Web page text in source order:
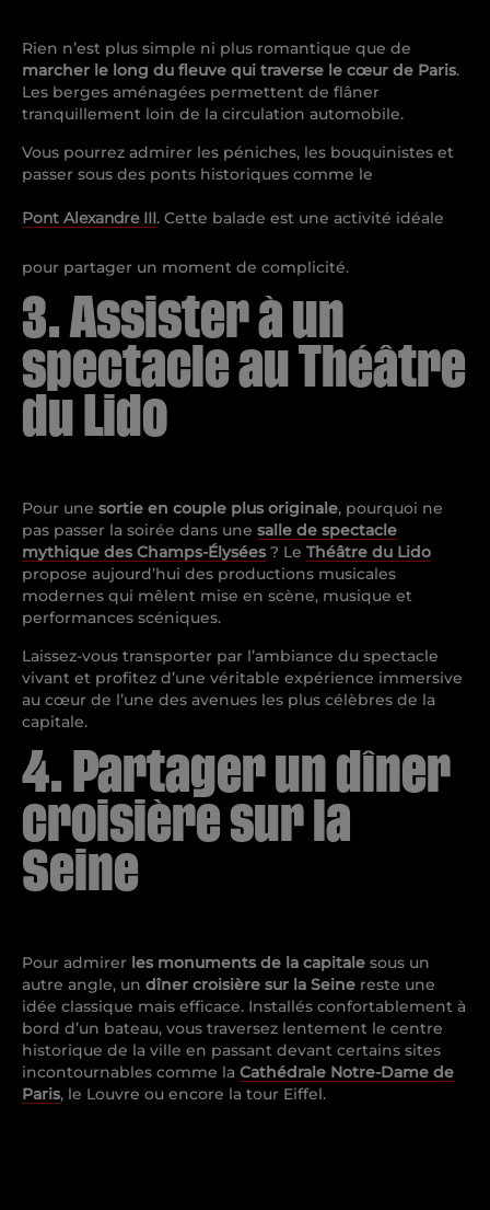
Rien n’est plus simple ni plus romantique que de
marcher le long du fleuve qui traverse le cœur de Paris.
Les berges aménagées permettent de flâner
tranquillement loin de la circulation automobile.
Vous pourrez admirer les péniches, les bouquinistes et
passer sous des ponts historiques comme le
Pont Alexandre III. Cette balade est une activité idéale
pour partager un moment de complicité.
3. Assister à un
spectacle au Théâtre
du Lido
Pour une sortie en couple plus originale, pourquoi ne
pas passer la soirée dans une salle de spectacle
mythique des Champs-Élysées ? Le Théâtre du Lido
propose aujourd’hui des productions musicales
modernes qui mêlent mise en scène, musique et
performances scéniques.
Laissez-vous transporter par l’ambiance du spectacle
vivant et profitez d’une véritable expérience immersive
au cœur de l’une des avenues les plus célèbres de la
capitale.
4. Partager un dîner
croisière sur la
Seine
Pour admirer les monuments de la capitale sous un
autre angle, un dîner croisière sur la Seine reste une
idée classique mais efficace. Installés confortablement à
bord d’un bateau, vous traversez lentement le centre
historique de la ville en passant devant certains sites
incontournables comme la Cathédrale Notre-Dame de
Paris, le Louvre ou encore la tour Eiffel.